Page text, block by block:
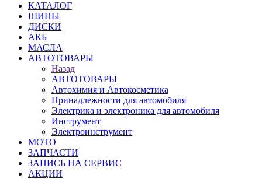
КАТАЛОГ
ШИНЫ
ДИСКИ
АКБ
МАСЛА
АВТОТОВАРЫ
Назад
АВТОТОВАРЫ
Автохимия и Автокосметика
Принадлежности для автомобиля
Электрика и электроника для автомобиля
Инструмент
Электроинструмент
МОТО
ЗАПЧАСТИ
ЗАПИСЬ НА СЕРВИС
АКЦИИ